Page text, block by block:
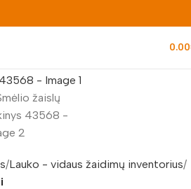
0.00
Lauko - vidaus žaidimų inventorius